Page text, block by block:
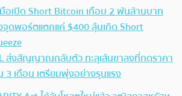
อเปิด Short Bitcoin เกือบ 2 พันล้านบาท
จุดพอร์ตแตกแค่ $400 ลุ้นเกิด Short
ส่งสัญญาณกลับตัว ทะลุเส้นขาลงที่กดราคา
3 เดือน เตรียมพุ่งอย่างรุนแรง